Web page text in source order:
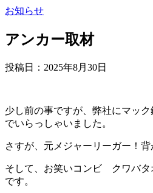
お知らせ
アンカー取材
投稿日： 2025年8月30日
少し前の事ですが、弊社にマッ
でいらっしゃいました。
さすが、元メジャーリーガー！背
そして、お笑いコンビ クワバタ
です。